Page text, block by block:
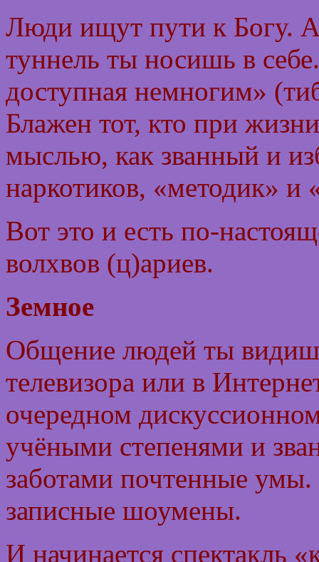
Люди ищут пути к Богу.
туннель ты носишь в
доступная немногим»
Блажен тот, кто при
мыслью, как званный и
наркотиков, «методик» и
Вот это и есть по-
волхвов (ц)ариев.
Земное
Общение людей ты
телевизора или в
очередном
учёными степенями и
заботами почтенные
записные шоумены.
И начинается спектакль